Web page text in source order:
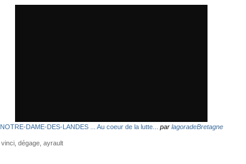
NOTRE-DAME-DES-LANDES ... Au coeur de la lutte... par lagoradeBretagne
vinci dégage ayrault